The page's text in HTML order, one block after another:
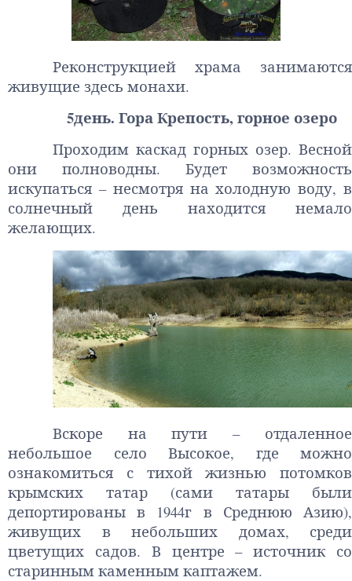
Реконструкцией храма занимаются
живущие здесь монахи.
5день. Гора Крепость, горное озеро
Проходим каскад горных озер. Весной
они полноводны. Будет возможность
искупаться – несмотря на холодную воду, в
солнечный день находится немало
желающих.
Вскоре на пути – отдаленное
небольшое село Высокое, где можно
ознакомиться с тихой жизнью потомков
крымских татар (сами татары были
депортированы в 1944г в Среднюю Азию),
живущих в небольших
домах, среди
цветущих садов. В центре – источник со
старинным каменным каптажем.